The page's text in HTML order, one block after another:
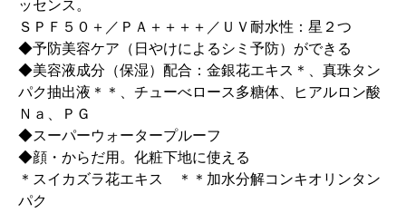
ッセンス。
ＳＰＦ５０＋／ＰＡ＋＋＋＋／ＵＶ耐水性：星２つ
◆予防美容ケア（日やけによるシミ予防）ができる
◆美容液成分（保湿）配合：金銀花エキス＊、真珠タン
パク抽出液＊＊、チューべロース多糖体、ヒアルロン酸
Ｎａ、ＰＧ
◆スーパーウォータープルーフ
◆顔・からだ用。化粧下地に使える
＊スイカズラ花エキス ＊＊加水分解コンキオリンタン
パク